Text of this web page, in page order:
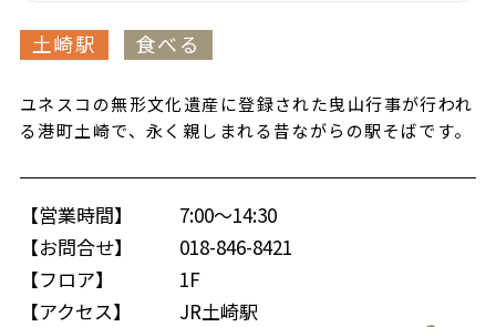
土崎駅 食べる
ユネスコの無形文化遺産に登録された曳山行事が行われ
る港町土崎で、永く親しまれる昔ながらの駅そばです。
【営業時間】
7:00～14:30
【お問合せ】
018-846-8421
【フロア】
1F
【アクセス】
JR土崎駅